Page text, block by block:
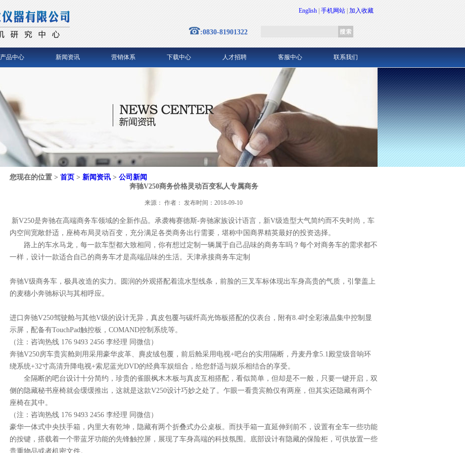
English 手机网站 加入收藏
:0830-81901322
产品中心 新闻资讯 营销体系 下载中心 人才招聘 客服中心 联系我们
您现在的位置 > 首页 > 新闻资讯 > 公司新闻
奔驰V250商务价格灵动百变私人专属商务
来源： 作者： 发布时间：2018-09-10
新V250是奔驰在高端商务车领域的全新作品。承袭梅赛德斯-奔驰家族设计语言，新V级造型大气简约而不失时尚，车
内空间宽敞舒适，座椅布局灵动百变，充分满足各类商务出行需要，堪称中国商界精英最好的投资选择。
路上的车水马龙，每一款车型都大致相同，你有想过定制一辆属于自己品味的商务车吗？每个对商务车的需求都不
一样，设计一款适合自己的商务车才是高端品味的生活。天津承接商务车定制
奔驰V级商务车，极具改造的实力。圆润的外观搭配着流水型线条，前脸的三叉车标体现出车身高贵的气质，引擎盖上
的麦穗小奔驰标识与其相呼应。
进口奔驰V250驾驶舱与其他V级的设计无异，真皮包覆与碳纤高光饰板搭配的仪表台，附有8.4吋全彩液晶集中控制显
示屏，配备有TouchPad触控板，COMAND控制系统等。
（注：咨询热线 176 9493 2456 李经理 同微信）
奔驰V250房车贵宾舱则用采用豪华皮革、麂皮绒包覆，前后舱采用电视+吧台的实用隔断，丹麦丹拿5.1殿堂级音响环
绕系统+32寸高清升降电视+索尼蓝光DVD的经典车娱组合，给您舒适与娱乐相结合的享受。
全隔断的吧台设计十分简约，珍贵的雀眼枫木木板与真皮互相搭配，看似简单，但却是不一般，只要一键开启，双
侧的隐藏秘书座椅就会缓缓推出，这就是这款V250设计巧妙之处了。乍眼一看贵宾舱仅有两座，但其实还隐藏有两个
座椅在其中。
（注：咨询热线 176 9493 2456 李经理 同微信）
豪华一体式中央扶手箱，内里大有乾坤，隐藏有两个折叠式办公桌板。而扶手箱一直延伸到前不，设置有全车一些功能
的按键，搭载着一个带蓝牙功能的先锋触控屏，展现了车身高端的科技氛围。底部设计有隐藏的保险柜，可供放置一些
贵重物品或者机密文件。